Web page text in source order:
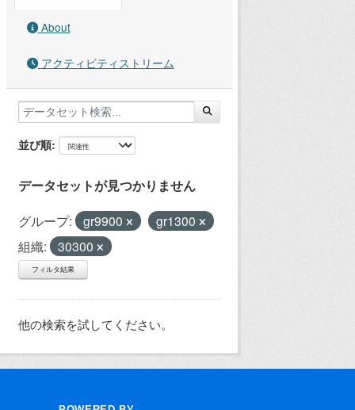
About
アクティビティストリーム
並び順
データセットが見つかりません
グループ: gr9900
gr1300
組織:
30300
フィルタ結果
他の検索を試してください。